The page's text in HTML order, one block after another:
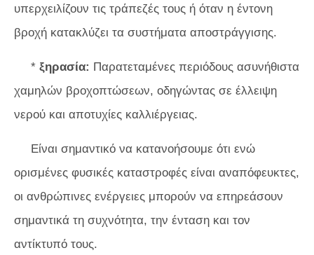
υπερχειλίζουν τις τράπεζές τους ή όταν η έντονη
βροχή κατακλύζει τα συστήματα αποστράγγισης.
* ξηρασία: Παρατεταμένες περιόδους ασυνήθιστα
χαμηλών βροχοπτώσεων, οδηγώντας σε έλλειψη
νερού και αποτυχίες καλλιέργειας.
Είναι σημαντικό να κατανοήσουμε ότι ενώ
ορισμένες φυσικές καταστροφές είναι αναπόφευκτες,
οι ανθρώπινες ενέργειες μπορούν να επηρεάσουν
σημαντικά τη συχνότητα, την ένταση και τον
αντίκτυπό τους.